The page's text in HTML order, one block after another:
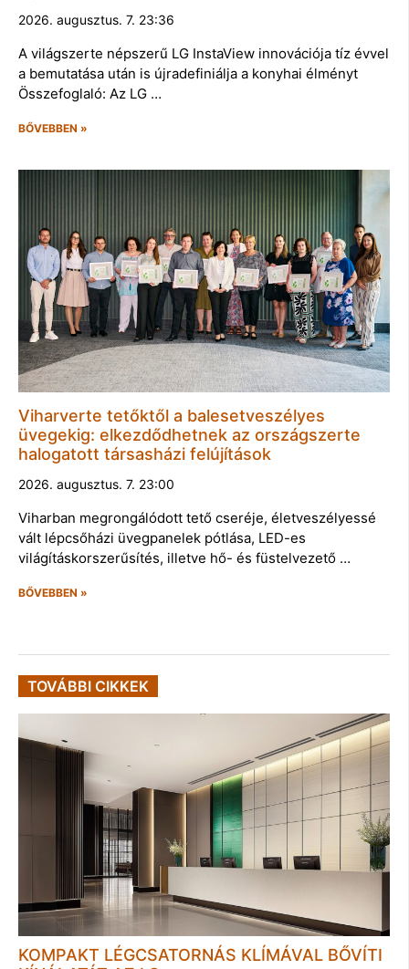
2026. augusztus. 7. 23:36
A világszerte népszerű LG InstaView innovációja tíz évvel
a bemutatása után is újradefiniálja a konyhai élményt
Összefoglaló: Az LG …
BŐVEBBEN »
Viharverte tetőktől a balesetveszélyes
üvegekig: elkezdődhetnek az országszerte
halogatott társasházi felújítások
2026. augusztus. 7. 23:00
Viharban megrongálódott tető cseréje, életveszélyessé
vált lépcsőházi üvegpanelek pótlása, LED-es
világításkorszerűsítés, illetve hő- és füstelvezető …
BŐVEBBEN »
TOVÁBBI CIKKEK
KOMPAKT LÉGCSATORNÁS KLÍMÁVAL BŐVÍTI